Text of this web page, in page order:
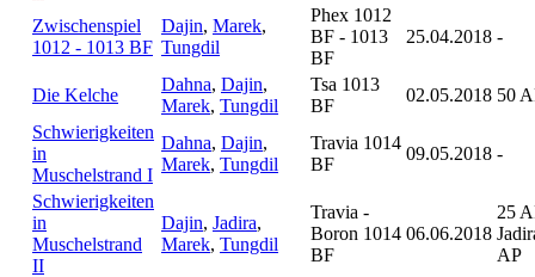
Zwischenspiel
1012 - 1013 BF
Dajin, Marek,
Tungdil
Phex 1012
BF - 1013
BF
25.04.2018 -
Die Kelche
Dahna, Dajin,
Marek, Tungdil
Tsa 1013
BF
02.05.2018 50
Schwierigkeiten
in
Muschelstrand I
Dahna, Dajin,
Marek, Tungdil
Travia 1014
BF
09.05.2018 -
Schwierigkeiten
in
Muschelstrand
II
Dajin, Jadira,
Marek, Tungdil
Travia -
Boron 1014
BF
06.06.2018
25
AP